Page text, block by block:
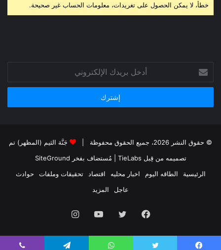
خطأ، لا يمكن الحصول على تغريدات، معلومات الحساب غير صحيحة.
بريدك
الإلكتروني
© حقوق النشر 2026، جميع الحقوق محفوظة |
جَنَّة الثيم (المظهر) تم
تصميمه من قِبل TieLabs
| مُستضاف بفخر SiteGround
الرئيسية
الطاقه اليوم اخبار محليه اقتصاد تحقيقات وملفات
حوادث
عاجل
المزيد
فيسبوك تويتر يوتيوبانستقرام